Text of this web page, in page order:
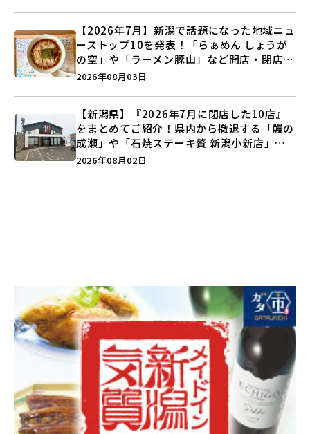
【2026年7月】新潟で話題になった地域ニュ
ーストップ10を発表！「らぁめん しょうが
の空」や「ラーメン豚山」など開店・閉店の
注目記事をランキングでご紹介♪
2026年08月03日
【新潟県】『2026年7月に閉店した10店』
をまとめてご紹介！県内から撤退する「鰻の
成瀬」や「石焼ステーキ贅 新潟小新店」が
営業に幕…。
2026年08月02日